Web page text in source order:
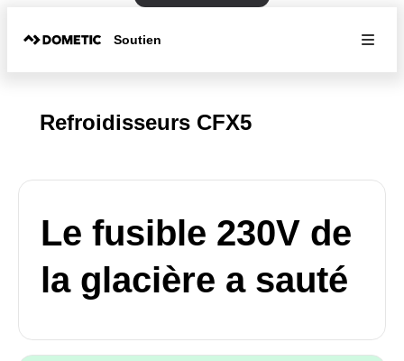
Soutien
Refroidisseurs CFX5
Le fusible 230V de
la glacière a sauté